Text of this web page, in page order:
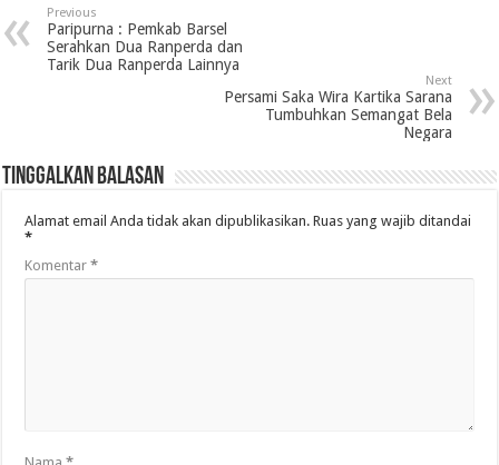
Previous
Paripurna : Pemkab Barsel
Serahkan Dua Ranperda dan
Tarik Dua Ranperda Lainnya
Next
Persami Saka Wira Kartika Sarana
Tumbuhkan Semangat Bela
Negara
Tinggalkan Balasan
Alamat email Anda tidak akan dipublikasikan. Ruas yang wajib ditandai
*
Komentar*